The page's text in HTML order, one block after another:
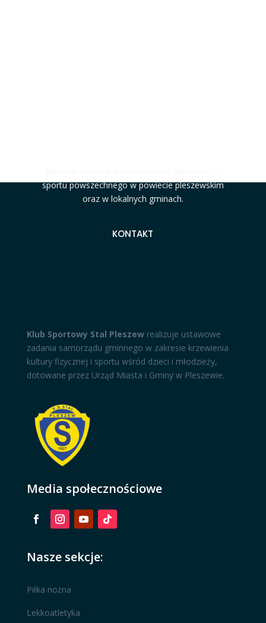
sportu powszechnego w powiecie pleszewskim
oraz w lokalnych gminach.
KONTAKT
Klub Sportowy Stal Pleszewrealizuje ustawowe
zadania samorządu gminnego w zakresie krzewienia
kultury fizycznej i sportu wśród dzieci i młodzieży,
dotowane przez Urząd Miasta i Gminy w Pleszewie.
Media społecznościowe
Nasze sekcje:
Piłka nożna
Lekkoatletyka